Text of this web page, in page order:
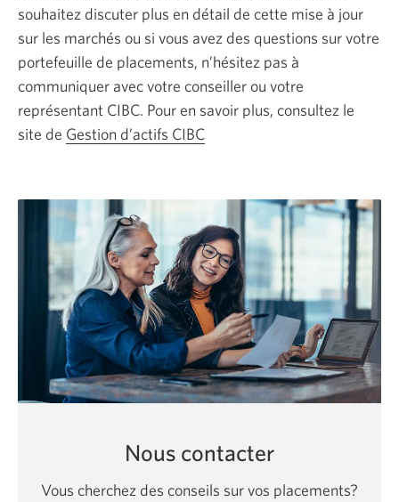
souhaitez discuter plus en détail de cette mise à jour
sur les marchés ou si vous avez des questions sur votre
portefeuille de placements, n’hésitez pas à
communiquer avec votre conseiller ou votre
représentant CIBC. Pour en savoir plus, consultez le
site de Gestion d’actifs CIBC
Nous contacter
Vous cherchez des conseils sur vos placements?